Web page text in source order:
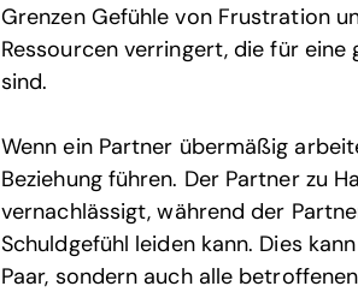
Grenzen Gefühle von Frustration
Ressourcen verringert, die für
sind.
Wenn ein Partner übermäßig
Beziehung führen. Der Partner zu
vernachlässigt, während der
Schuldgefühl leiden kann. Dies
Paar, sondern auch alle